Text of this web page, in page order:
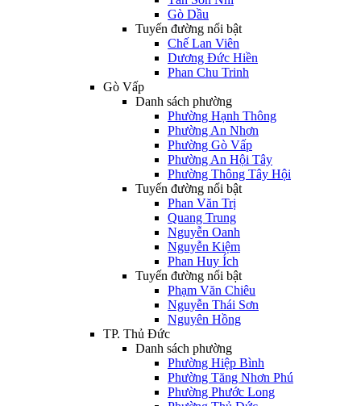
Gò Dầu
Tuyến đường nổi bật
Chế Lan Viên
Dương Đức Hiền
Phan Chu Trinh
Gò Vấp
Danh sách phường
Phường Hạnh Thông
Phường An Nhơn
Phường Gò Vấp
Phường An Hội Tây
Phường Thông Tây Hội
Tuyến đường nổi bật
Phan Văn Trị
Quang Trung
Nguyễn Oanh
Nguyễn Kiệm
Phan Huy Ích
Tuyến đường nổi bật
Phạm Văn Chiêu
Nguyễn Thái Sơn
Nguyên Hồng
TP. Thủ Đức
Danh sách phường
Phường Hiệp Bình
Phường Tăng Nhơn Phú
Phường Phước Long